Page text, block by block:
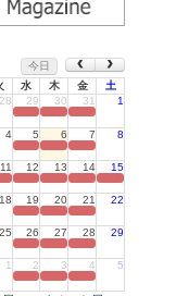
今日
水 木 金
土
28 29 30 31 1
4 5 6 7 8
11 12 13 14 15
18 19 20 21 22
25 26 27 28 29
1 2 3 4 5